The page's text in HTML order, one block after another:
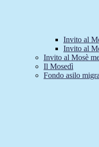
Invito al
Invito al
Invito al Mosè
Il Mosedì
Fondo asilo